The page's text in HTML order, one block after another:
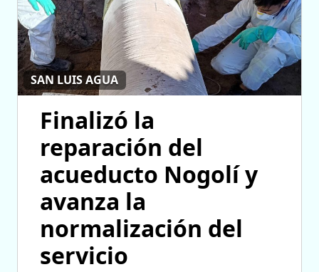
SAN LUIS AGUA
Finalizó la
reparación del
acueducto Nogolí y
avanza la
normalización del
servicio